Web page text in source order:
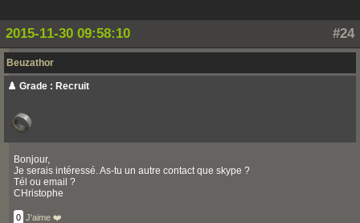
#24
2015-11-30 09:58:10
Beuzathor
♟️ Grade : Recruit
Bonjour,
Je serais intéressé. As-tu un autre contact que skype ?
Tél ou email ?
CHristophe
0 J'aime ❤️